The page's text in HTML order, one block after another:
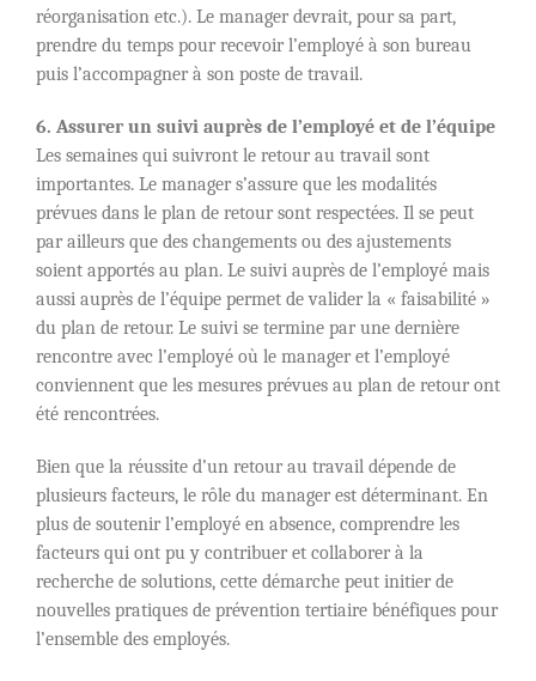
réorganisation etc.). Le manager devrait, pour sa part,
prendre du temps pour recevoir l’employé à son bureau
puis l’accompagner à son poste de travail.
6. Assurer un suivi auprès de l’employé et de l’équipe
Les semaines qui suivront le retour au travail sont
importantes. Le manager s’assure que les modalités
prévues dans le plan de retour sont respectées. Il se peut
par ailleurs que des changements ou des ajustements
soient apportés au plan. Le suivi auprès de l’employé mais
aussi auprès de l’équipe permet de valider la « faisabilité »
du plan de retour. Le suivi se termine par une dernière
rencontre avec l’employé où le manager et l’employé
conviennent que les mesures prévues au plan de retour ont
été rencontrées.
Bien que la réussite d’un retour au travail dépende de
plusieurs facteurs, le rôle du manager est déterminant. En
plus de soutenir l’employé en absence, comprendre les
facteurs qui ont pu y contribuer et collaborer à la
recherche de solutions, cette démarche peut initier de
nouvelles pratiques de prévention tertiaire bénéfiques pour
l’ensemble des employés.